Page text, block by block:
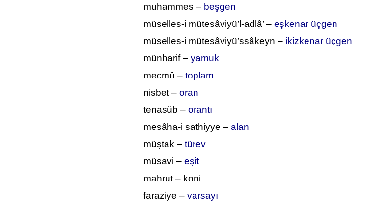
muhammes – beşgen
müselles-i mütesâviyü’l-adlâ’ – eşkenar üçgen
müselles-i mütesâviyü’ssâkeyn – ikizkenar üçgen
münharif – yamuk
mecmû – toplam
nisbet – oran
tenasüb – orantı
mesâha-i sathiyye – alan
müştak – türev
müsavi – eşit
mahrut – koni
faraziye – varsayı